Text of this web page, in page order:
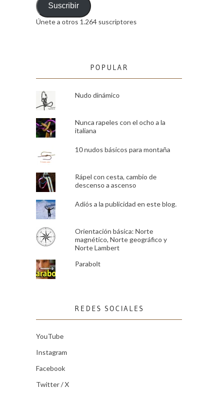
emailSuscribir
Únete a otros 1.264 suscriptores
POPULAR
Nudo dinámico
Nunca rapeles con el ocho a la
italiana
10 nudos básicos para montaña
Rápel con cesta, cambio de
descenso a ascenso
Adiós a la publicidad en este blog.
Orientación básica: Norte
magnético, Norte geográfico y
Norte Lambert
Parabolt
REDES SOCIALES
YouTube
Instagram
Facebook
Twitter / X